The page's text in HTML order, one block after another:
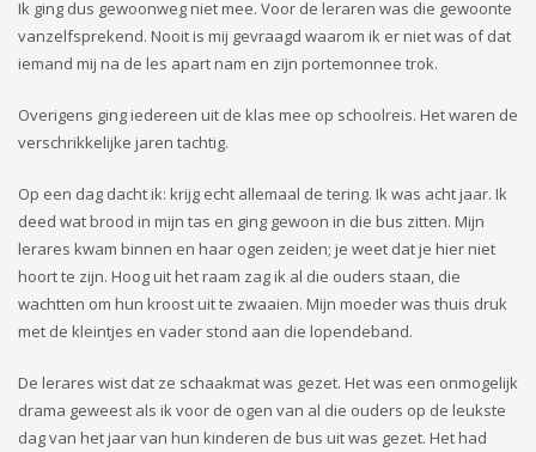
Ik ging dus gewoonwegniet mee. Voor de leraren was die gewoonte
vanzelfsprekend. Nooit is mij gevraagd waarom ik er niet was of dat
iemand mij na de les apart nam en zijn portemonnee trok.
Overigens ging iedereen uit de klas mee op schoolreis. Het waren de
verschrikkelijke jaren tachtig.
Op een dag dacht ik: krijg echt allemaal de tering. Ik was acht jaar. Ik
deed wat brood in mijn tas en ging gewoon in die bus zitten. Mijn
lerares kwam binnen en haar ogen zeiden; je weet dat je hier niet
hoort te zijn. Hoog uit het raam zag ik al die ouders staan, die
wachtten om hun kroost uit te zwaaien. Mijn moeder was thuis druk
met de kleintjes en vader stond aan die lopendeband.
De lerares wist dat ze schaakmat was gezet. Het was een onmogelijk
drama geweest als ik voor de ogen van al die ouders op de leukste
dag van het jaarvan hun kinderen de bus uit was gezet. Het had